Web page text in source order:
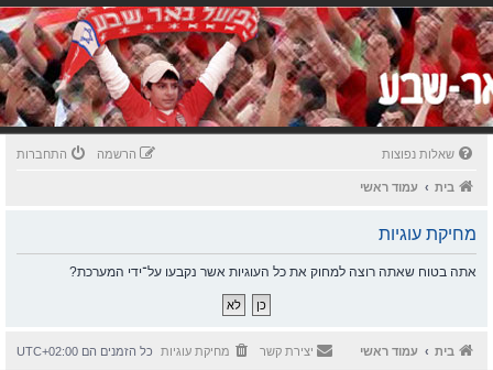
שאלות נפוצות התחברות הרשמה
בית עמוד ראשי
מחיקת עוגיות
אתה בטוח שאתה רוצה למחוק את כל העוגיות אשר נקבעו על־ידי המערכת?
בית עמוד ראשי כל הזמנים הם UTC+02:00 מחיקת עוגיות יצירת קשר